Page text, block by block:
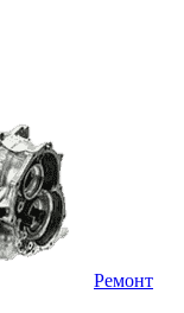
Ремонт